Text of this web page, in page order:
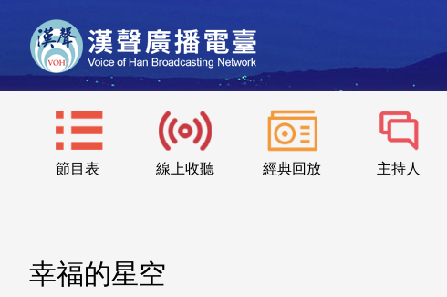
節目表 線上收聽 經典回放 主持人
幸福的星空